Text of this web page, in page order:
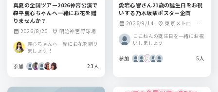
真夏の全国ツアー2026神宮公演で
森平麗心ちゃんへ一緒にお花を贈
りませんか？
calendar_month 2026/8/20 location_on 明治神宮野球場
麗心ちゃんへ一緒にお花を贈り
ましょう！
参加 23人
愛宕心響さん21歳の誕生日をお祝
いする乃木坂駅ポスター企画
calendar_month 2026/9/14 location_on 東京メトロ 乃
ここねんの誕生日を一緒にお祝
いしましょう
参加 5人